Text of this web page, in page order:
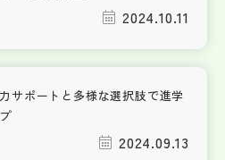
2024.10.11
サポートと多様な選択肢で進学
2024.09.13